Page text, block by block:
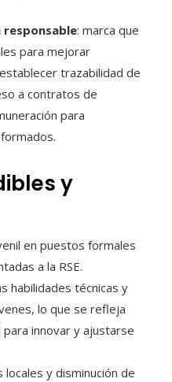
responsable: marca que
para mejorar
trazabilidad de
a contratos de
para
y
en puestos formales
a la RSE.
habilidades técnicas y
lo que se refleja
para innovar y ajustarse
locales y disminución de